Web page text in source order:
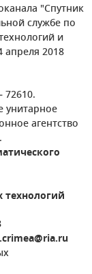
"Спутник
службе по
и
2018
72610.
унитарное
агентство